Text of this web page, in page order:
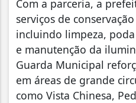
Com a parceria, a
serviços de
incluindo limpeza,
e manutenção da
Guarda Municipal
em áreas de grande
como Vista Chinesa,